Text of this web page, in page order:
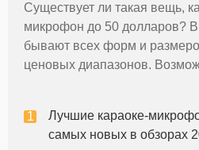
Существует ли такая вещь,
микрофон до 50 долларов?
бывают всех форм и
ценовых диапазонов.
позволить себе купить
Лучшие караоке-
самых новых в обзорах